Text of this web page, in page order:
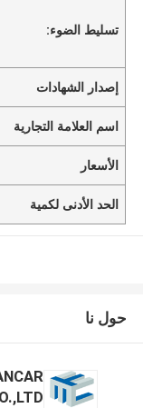
تسليط الضوء:
إصدار الشهادات
اسم العلامة التجارية
الأسعار
الحد الأدنى لكمية
حول نا